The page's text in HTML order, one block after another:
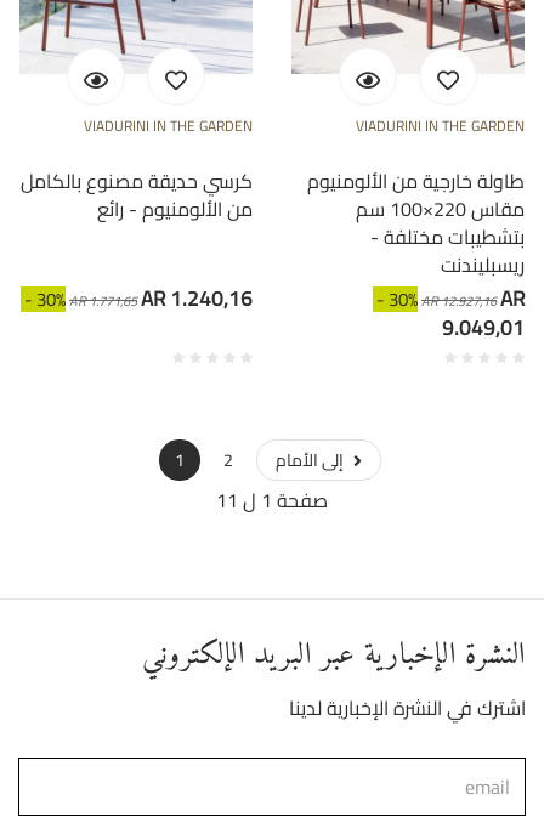
VIADURINI IN THE GARDEN
كرسي حديقة مصنوع بالكامل
من الألومنيوم - رائع
- 30%AR 1.771,65AR 1.240,16
VIADURINI IN THE GARDEN
طاولة خارجية من الألومنيوم
مقاس 220×100 سم
بتشطيبات مختلفة -
ريسبليندنت
- 30%AR 12.927,16AR
9.049,01
1 2
صفحة 1 ل 11
النشرة الإخبارية عبر البريد الإلكتروني
اشترك في النشرة الإخبارية لدينا